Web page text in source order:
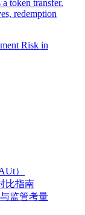
token transfer.
redemption
Risk in
）
比指南
监管考量